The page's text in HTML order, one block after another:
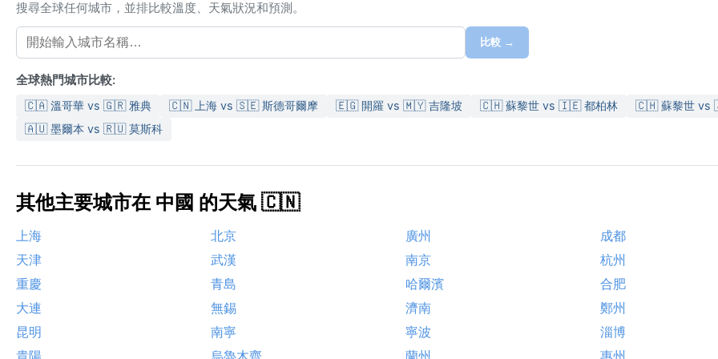
搜尋全球任何城市，並排比較溫度、天氣狀況和預測。
比較 →
全球熱門城市比較:
🇨🇦 溫哥華 vs 🇬🇷 雅典 🇨🇳 上海 vs 🇸🇪 斯德哥爾摩 🇪🇬 開羅 vs 🇲🇾 吉隆坡 🇨🇭 蘇黎世 vs 🇮🇪 都柏林
🇨🇭 蘇黎世 vs
🇦🇺 墨爾本 vs 🇷🇺 莫斯科
其他主要城市在 中國 的天氣 🇨🇳
上海 北京 廣州
成都
天津
武漢 南京
杭州
重慶
青島 哈爾濱
合肥
大連
無錫 濟南
鄭州
昆明
南寧 寧波
淄博